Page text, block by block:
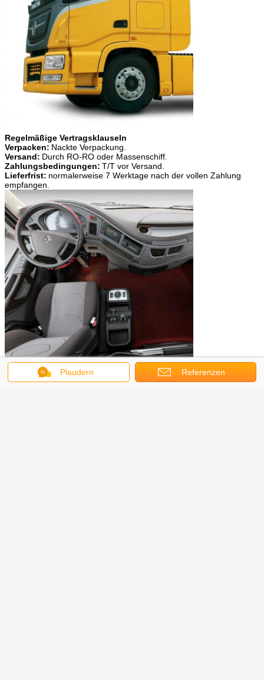
Regelmäßige Vertragsklauseln
Verpacken: Nackte Verpackung.
Versand: Durch RO-RO oder Massenschiff.
Zahlungsbedingungen: T/T vor Versand.
Lieferfrist: normalerweise 7 Werktage nach der vollen Zahlung
empfangen.
Benutzte Fahrzeuge können wir zur Verfügung stellen
Benutzte Busse mögen yutong Bus, Küstenmotorschiffbus,
Plaudern Referenzen